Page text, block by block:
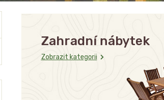
Zahradní nábytek
Zobrazit kategorii